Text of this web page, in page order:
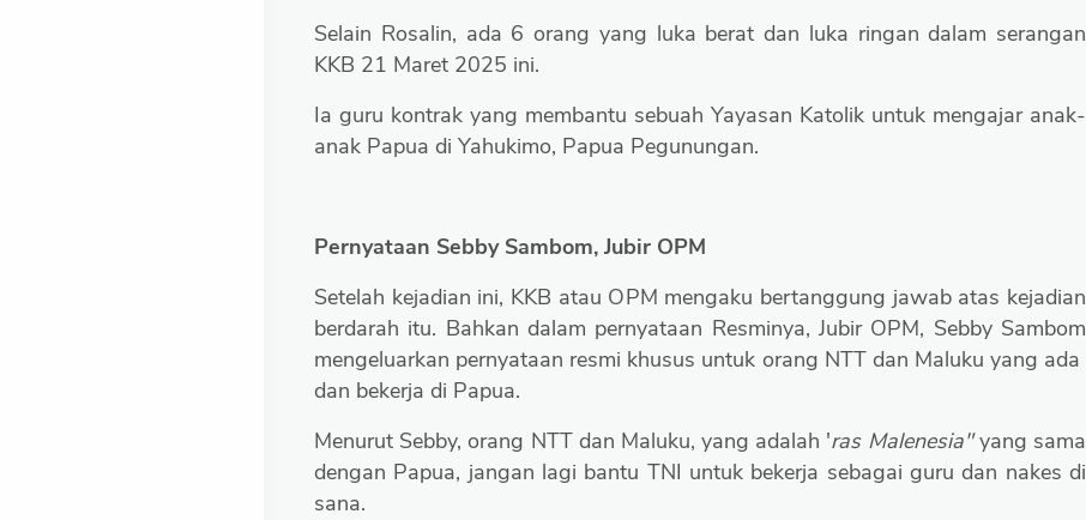
Selain Rosalin, ada 6 orang yang luka berat dan luka ringan dalam serangan
KKB 21 Maret 2025 ini.
Ia guru kontrak yang membantu sebuah Yayasan Katolik untuk mengajar anak-
anak Papua di Yahukimo, Papua Pegunungan.
Pernyataan Sebby Sambom, Jubir OPM
Setelah kejadian ini, KKB atau OPM mengaku bertanggung jawab atas kejadian
berdarah itu. Bahkan dalam pernyataan Resminya, Jubir OPM, Sebby Sambom
mengeluarkan pernyataan resmi khusus untuk orang NTT dan Maluku yang ada
dan bekerja di Papua.
Menurut Sebby, orang NTT dan Maluku, yang adalah 'ras Malenesia"yang sama
dengan Papua, jangan lagi bantu TNI untuk bekerja sebagai guru dan nakes di
sana.